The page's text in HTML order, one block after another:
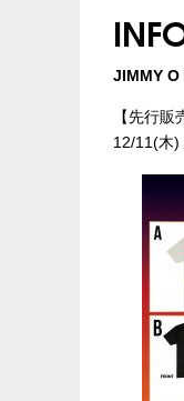
JIMMY O
【先行販
12/11(木)